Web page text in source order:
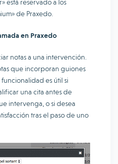
está reservado a los
de Praxedo.
en Praxedo
notas a una intervención.
que incorporan guiones
es útil si
una cita antes de
intervenga, o si desea
tras el paso de uno